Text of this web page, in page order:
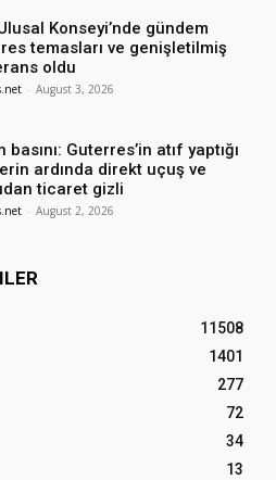
Konseyi’nde gündem
temasları ve genişletilmiş
oldu
- August 3, 2026
basını: Guterres’in atıf yaptığı
ardında direkt uçuş ve
ticaret gizli
- August 2, 2026
11508
1401
277
72
34
13